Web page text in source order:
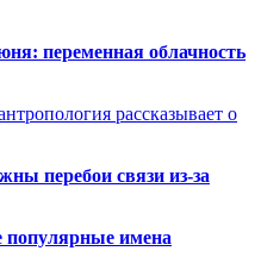
переменная облачность
рассказывает о
перебои связи из-за
популярные имена